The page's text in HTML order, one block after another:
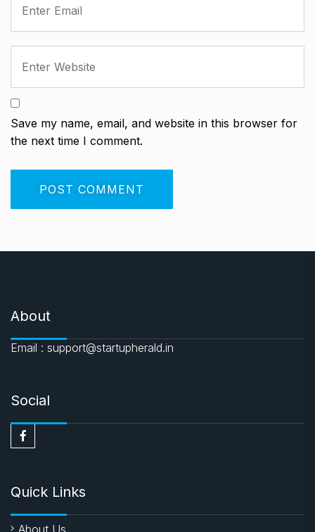
Save my name, email, and website in this browser for
the next time I comment.
About
Email : support@startupherald.in
Social
Quick Links
About Us